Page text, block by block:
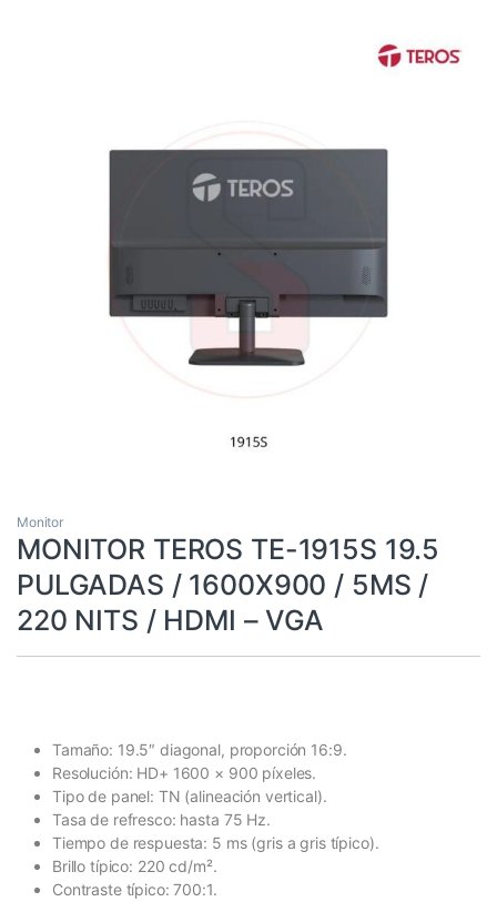
Monitor
MONITOR TEROS TE-1915S 19.5
PULGADAS / 1600X900 / 5MS /
220 NITS / HDMI – VGA
Tamaño: 19.5″ diagonal, proporción 16:9.
Resolución: HD+ 1600 × 900 píxeles.
Tipo de panel: TN (alineación vertical).
Tasa de refresco: hasta 75 Hz.
Tiempo de respuesta: 5 ms (gris a gris típico).
Brillo típico: 220 cd/m².
Contraste típico: 700:1.